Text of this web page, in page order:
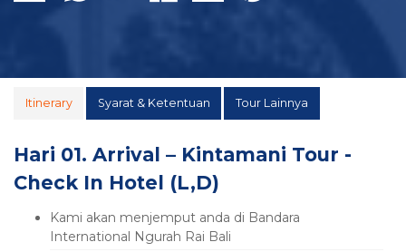
Itinerary Syarat & Ketentuan Tour Lainnya
Hari 01. Arrival – Kintamani Tour -
Check In Hotel (L,D)
Kami akan menjemput anda di Bandara
International Ngurah Rai Bali